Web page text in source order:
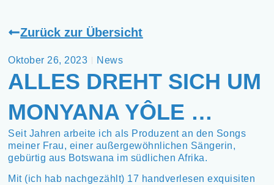
Zurück zur Übersicht
Oktober 26, 2023 News
ALLES DREHT SICH UM
MONYANA YÔLE …
Seit Jahren arbeite ich als Produzent an den Songs
meiner Frau, einer außergewöhnlichen Sängerin,
gebürtig aus Botswana im südlichen Afrika.
Mit (ich hab nachgezählt) 17 handverlesen exquisiten